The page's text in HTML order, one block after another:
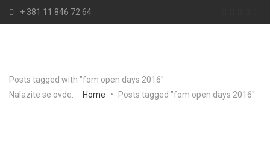
+ 381 11 846 72 64
Posts tagged with "fom open days 2016"
Nalazite se ovde:
Home • Posts tagged "fom open days 2016"